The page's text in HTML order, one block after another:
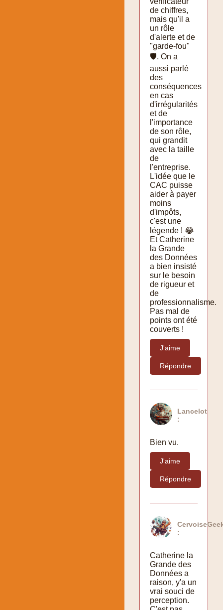
de chiffres,
mais qu'il a
un rôle
d'alerte et de
"garde-fou"
🛡️. On a
aussi parlé
des
conséquences
en cas
d'irrégularités
et de
l'importance
de son rôle,
qui grandit
avec la taille
de
l'entreprise.
L'idée que le
CAC puisse
aider à payer
moins
d'impôts,
c'est une
légende ! 😂
Et Catherine
la Grande
des Données
a bien insisté
sur le besoin
de rigueur et
de
professionnalisme.
Pas mal de
points ont été
couverts !
J'aime
Répondre
Lancelot
:
Bien vu.
J'aime
Répondre
:
Catherine la
Grande des
Données a
raison, y'a un
vrai souci de
perception.